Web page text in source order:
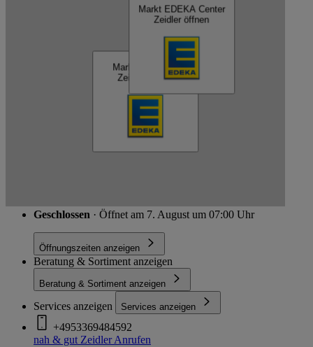
Kartendaten werden geladen …
Markt nah & gut
Zeidler öffnen
Markt EDEKA Center
Zeidler öffnen
Geschlossen · Öffnet am 7. August um 07:00 Uhr
Öffnungszeiten anzeigen
Beratung & Sortiment anzeigen
Beratung & Sortiment anzeigen
Services anzeigen Services anzeigen
+4953369484592
nah & gut ZeidlerAnrufen